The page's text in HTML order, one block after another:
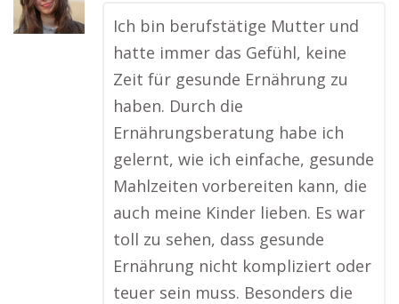
Ich bin berufstätige Mutter und
hatte immer das Gefühl, keine
Zeit für gesunde Ernährung zu
haben. Durch die
Ernährungsberatung habe ich
gelernt, wie ich einfache, gesunde
Mahlzeiten vorbereiten kann, die
auch meine Kinder lieben. Es war
toll zu sehen, dass gesunde
Ernährung nicht kompliziert oder
teuer sein muss. Besonders die